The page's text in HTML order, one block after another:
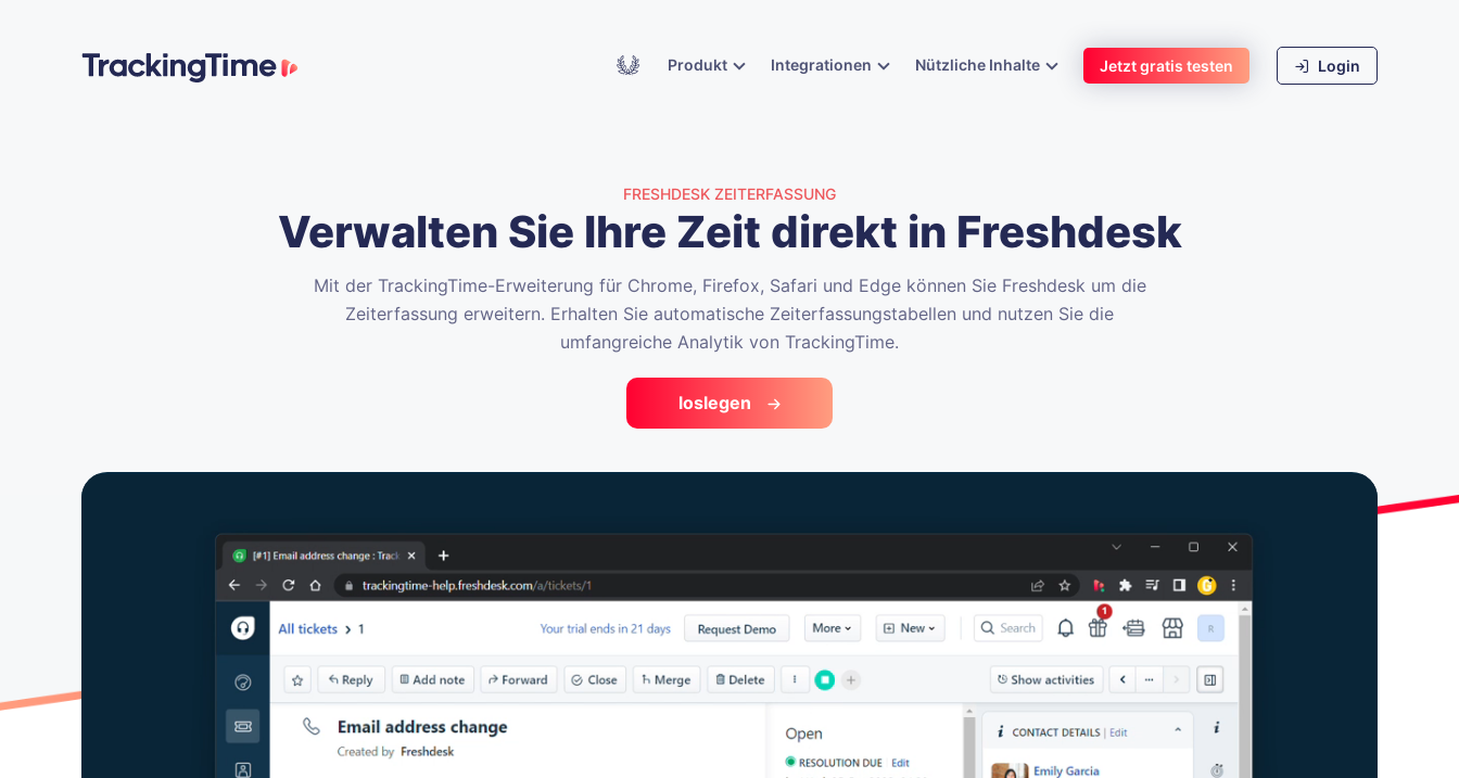
AcademyProdukt Integrationen Nützliche Inhalte Jetzt gratis testen Login
FRESHDESK ZEITERFASSUNG
Verwalten Sie Ihre Zeit direkt in Freshdesk
Mit der TrackingTime-Erweiterung für Chrome, Firefox, Safari und Edge können Sie Freshdesk um die
Zeiterfassung erweitern. Erhalten Sie automatische Zeiterfassungstabellen und nutzen Sie die
umfangreiche Analytik von TrackingTime.
loslegen